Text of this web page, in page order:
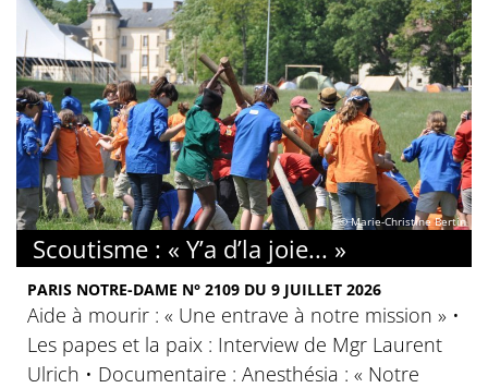
© Marie-Christine Bertin
Scoutisme : « Y’a d’la joie... »
PARIS NOTRE-DAME N° 2109 DU 9 JUILLET 2026
Aide à mourir : « Une entrave à notre mission » •
Les papes et la paix : Interview de Mgr Laurent
Ulrich • Documentaire : Anesthésia : « Notre